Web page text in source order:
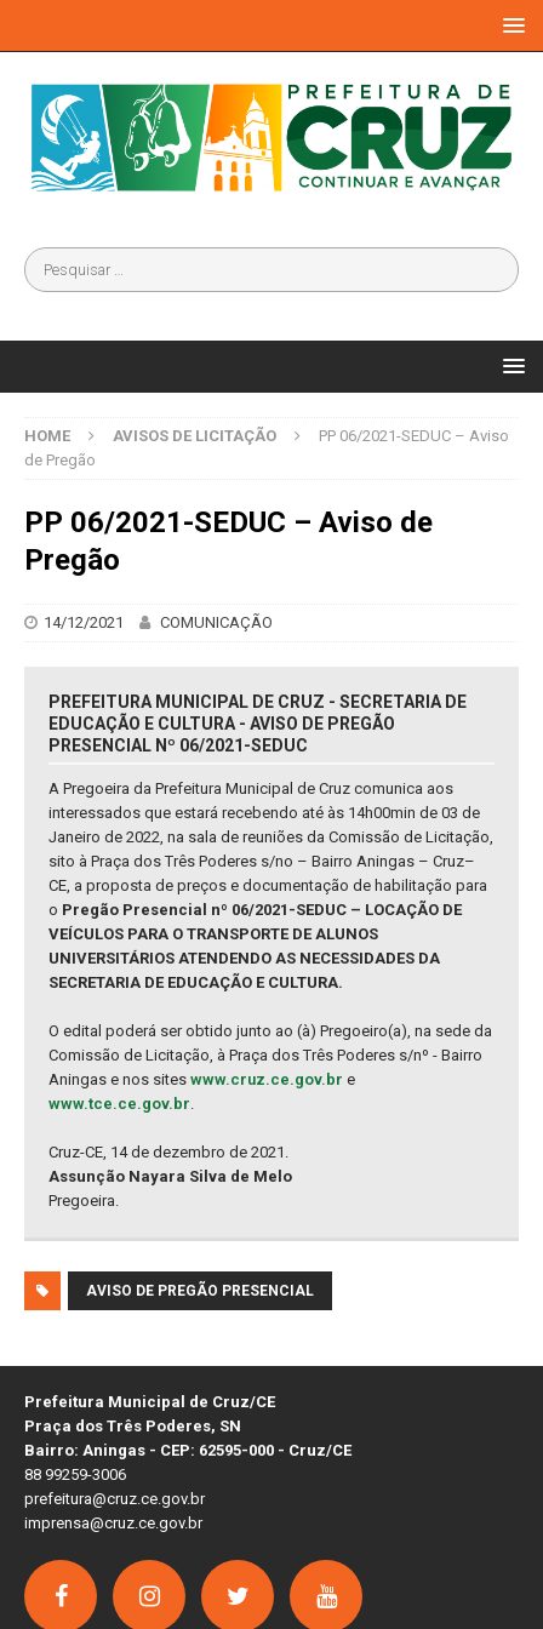
HOME AVISOS DE LICITAÇÃO
PP 06/2021-SEDUC – Aviso
de Pregão
PP 06/2021-SEDUC – Aviso de
Pregão
14/12/2021 COMUNICAÇÃO
PREFEITURA MUNICIPAL DE CRUZ - SECRETARIA DE
EDUCAÇÃO E CULTURA - AVISO DE PREGÃO
PRESENCIAL Nº 06/2021-SEDUC
A Pregoeira da Prefeitura Municipal de Cruz comunica aos
interessados que estará recebendo até às 14h00min de 03 de
Janeiro de 2022, na sala de reuniões da Comissão de Licitação,
sito à Praça dos Três Poderes s/no – Bairro Aningas – Cruz–
CE, a proposta de preços e documentação de habilitação para
o Pregão Presencial nº 06/2021-SEDUC – LOCAÇÃO DE
VEÍCULOS PARA O TRANSPORTE DE ALUNOS
UNIVERSITÁRIOS ATENDENDO AS NECESSIDADES DA
SECRETARIA DE EDUCAÇÃO E CULTURA.
O edital poderá ser obtido junto ao (à) Pregoeiro(a), na sede da
Comissão de Licitação, à Praça dos Três Poderes s/nº - Bairro
Aningas e nos sites www.cruz.ce.gov.br e
www.tce.ce.gov.br.
Cruz-CE, 14 de dezembro de 2021.
Assunção Nayara Silva de Melo
Pregoeira.
AVISO DE PREGÃO PRESENCIAL
Prefeitura Municipal de Cruz/CE
Praça dos Três Poderes, SN
Bairro: Aningas - CEP: 62595-000 - Cruz/CE
88 99259-3006
prefeitura@cruz.ce.gov.br
imprensa@cruz.ce.gov.br